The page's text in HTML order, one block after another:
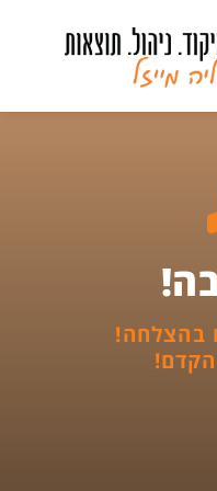
בהצלחה!